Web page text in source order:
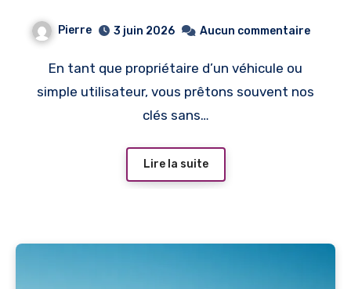
Pierre 3 juin 2026 Aucun commentaire
En tant que propriétaire d’un véhicule ou
simple utilisateur, vous prêtons souvent nos
clés sans…
Lire la suite